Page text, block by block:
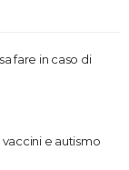
fare in caso di
e autismo